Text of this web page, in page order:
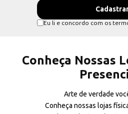
Eu li e concordo com os
Conheça Nossas
Arte de verdade
Conheça nossas lojas